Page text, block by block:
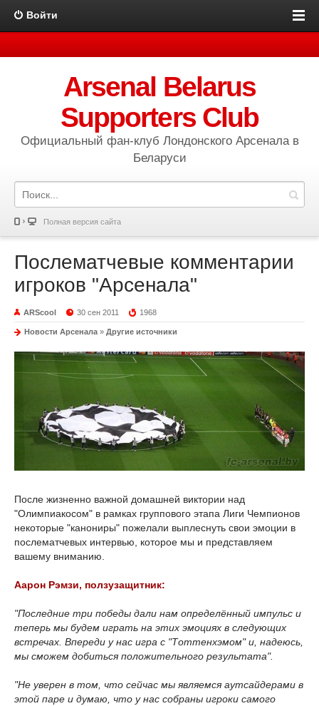
Войти
Arsenal Belarus
Supporters Club
Официальный фан-клуб Лондонского Арсенала в
Беларуси
Полная версия сайта
Послематчевые комментарии
игроков "Арсенала"
ARScool 30 сен 2011 1968
Новости Арсенала » Другие источники
После жизненно важной домашней виктории над
"Олимпиакосом" в рамках группового этапа Лиги Чемпионов
некоторые "канониры" пожелали выплеснуть свои эмоции в
послематчевых интервью, которое мы и представляем
вашему вниманию.
Аарон Рэмзи, ползузащитник:
"Последние три победы дали нам определённый импульс и
теперь мы будем играть на этих эмоциях в следующих
встречах. Впереди у нас игра с "Тоттенхэмом" и, надеюсь,
мы сможем добиться положительного результата".
"Не уверен в том, что сейчас мы являемся аутсайдерами в
этой паре и думаю, что у нас собраны игроки самого